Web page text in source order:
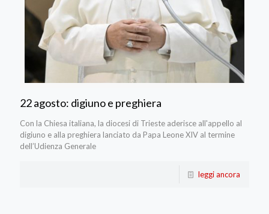
22 agosto: digiuno e preghiera
Con la Chiesa italiana, la diocesi di Trieste aderisce all'appello al
digiuno e alla preghiera lanciato da Papa Leone XIV al termine
dell’Udienza Generale
leggi ancora